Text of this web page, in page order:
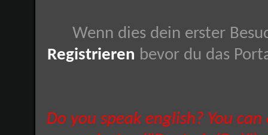
Wenn dies dein erster
Registrieren bevor du das
Do you speak english? You